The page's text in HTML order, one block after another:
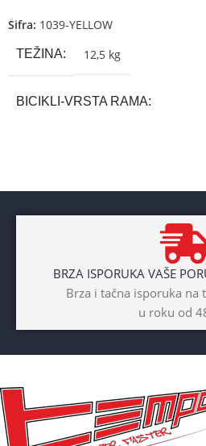
Šifra: 1039-YELLOW
TEŽINA 12,5 kg
BICIKLI-VRSTA RAMA
BRAND Cross
Dječaci,Djevojčice,Unisex
Prednji amotrizer
BRZA ISPORUKA VAŠE
Brza i tačna isporuka na
u roku od